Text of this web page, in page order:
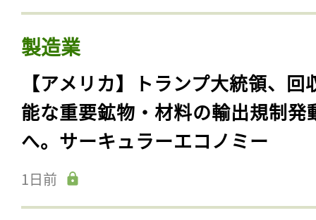
製造業
【アメリカ】トランプ大統領、回
能な重要鉱物・材料の輸出規制発
へ。サーキュラーエコノミー
1日前